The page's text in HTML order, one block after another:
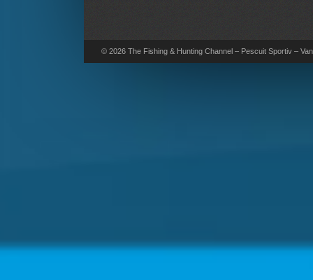
© 2026 The Fishing & Hunting Channel – Pescuit Sportiv –